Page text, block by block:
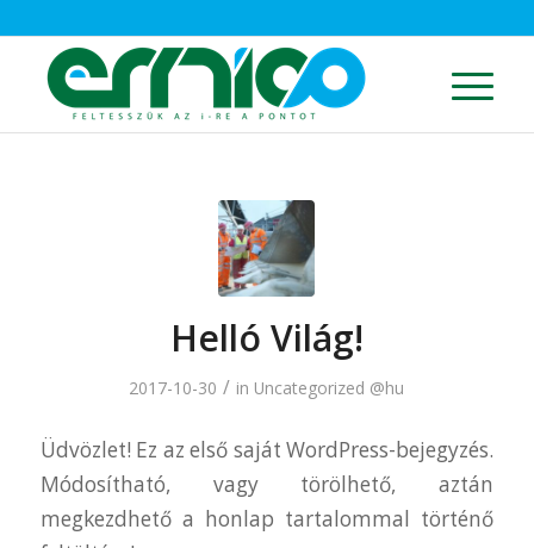
Helló Világ!
2017-10-30 / in Uncategorized @hu
Üdvözlet! Ez az első saját WordPress-bejegyzés.
Módosítható, vagy törölhető, aztán
megkezdhető a honlap tartalommal történő